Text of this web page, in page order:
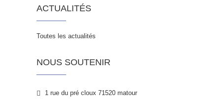
ACTUALITÉS
Toutes les actualités
NOUS SOUTENIR
1 rue du pré cloux 71520 matour